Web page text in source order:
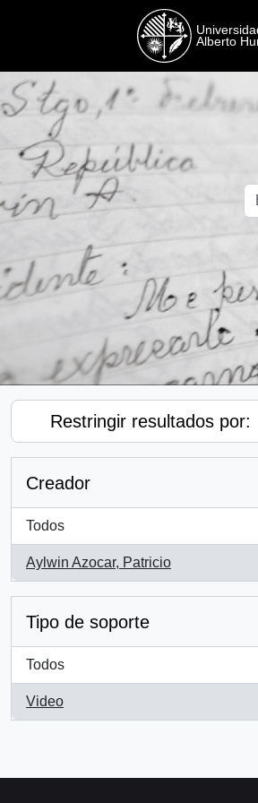
Restringir resultados por:
Creador
Todos
Aylwin Azocar, Patricio
, 1 resultados
Tipo de soporte
Todos
Video
, 1 resultados